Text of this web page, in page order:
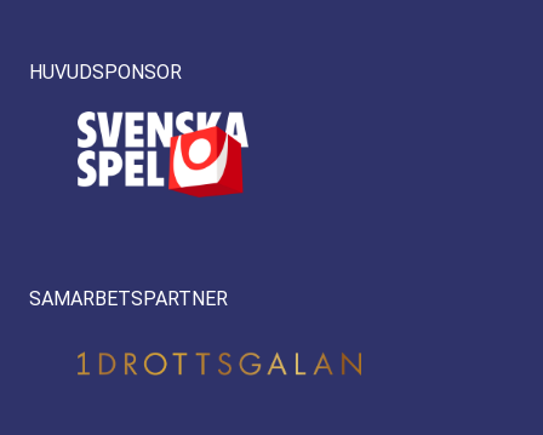
HUVUDSPONSOR
SAMARBETSPARTNER